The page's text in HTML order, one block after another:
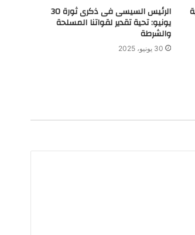
الرئيس السيسى فى ذكرى ثورة 30
يونيو: تحية تقدير لقواتنا المسلحة
والشرطة
30 يونيو، 2025